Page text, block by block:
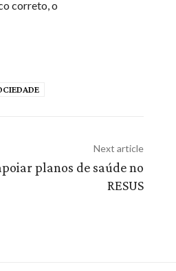
correto, o
Next article
planos de saúde no
RESUS